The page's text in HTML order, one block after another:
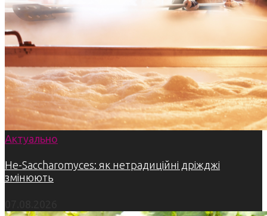
Актуально
Не-Saccharomyces: як нетрадиційні дріжджі
змінюють